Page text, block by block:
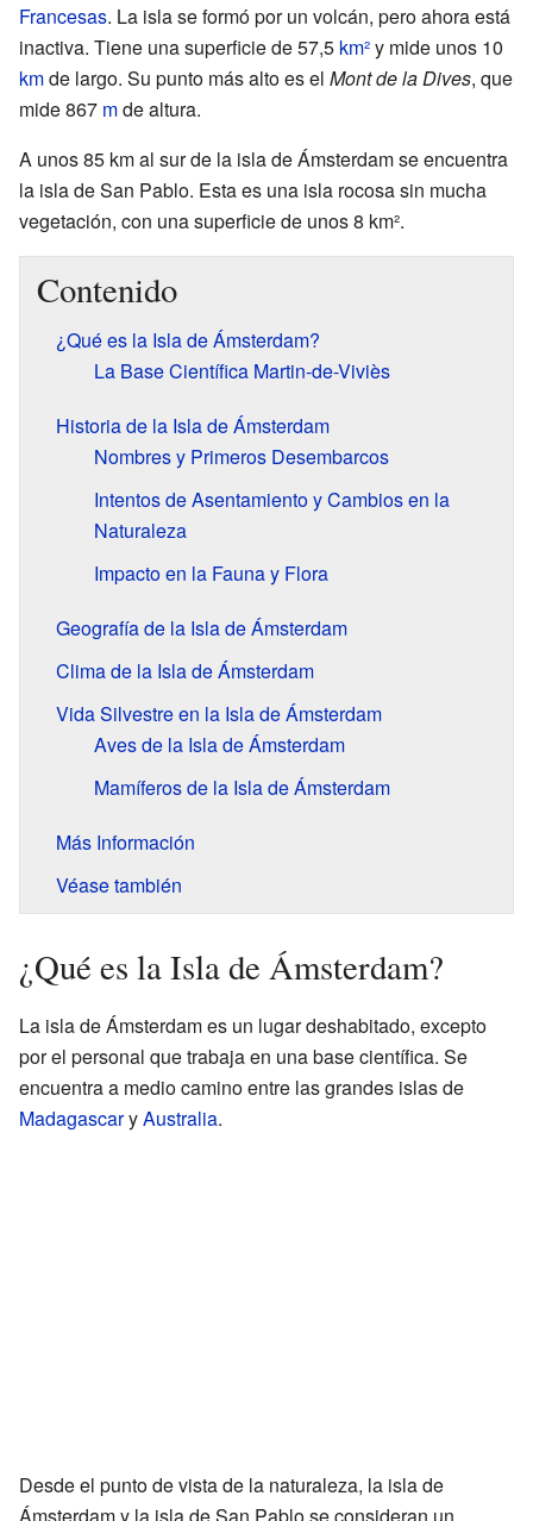
Francesas. La isla se formó por un volcán, pero ahora está
inactiva. Tiene una superficie de 57,5 km²y mide unos 10
kmde largo. Su punto más alto es el Mont de la Dives, que
mide 867 mde altura.
A unos 85 km al sur de la isla de Ámsterdam se encuentra
la isla de San Pablo. Esta es una isla rocosa sin mucha
vegetación, con una superficie de unos 8 km².
Contenido
¿Qué es la Isla de Ámsterdam?
La Base Científica Martin-de-Viviès
Historia de la Isla de Ámsterdam
Nombres y Primeros Desembarcos
Intentos de Asentamiento y Cambios en la
Naturaleza
Impacto en la Fauna y Flora
Geografía de la Isla de Ámsterdam
Clima de la Isla de Ámsterdam
Vida Silvestre en la Isla de Ámsterdam
Aves de la Isla de Ámsterdam
Mamíferos de la Isla de Ámsterdam
Más Información
Véase también
¿Qué es la Isla de Ámsterdam?
La isla de Ámsterdam es un lugar deshabitado, excepto
por el personal que trabaja en una base científica. Se
encuentra a medio camino entre las grandes islas de
MadagascaryAustralia.
Desde el punto de vista de la naturaleza, la isla de